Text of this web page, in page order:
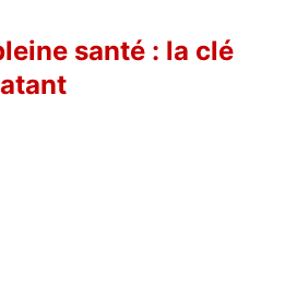
santé : la clé